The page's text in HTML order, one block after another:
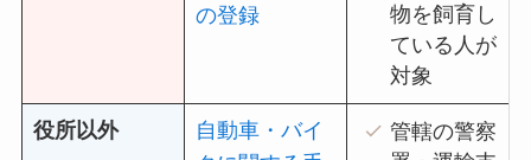
の登録
物を飼育し
ている人が
対象
役所以外
自動車・バイ
管轄の警察